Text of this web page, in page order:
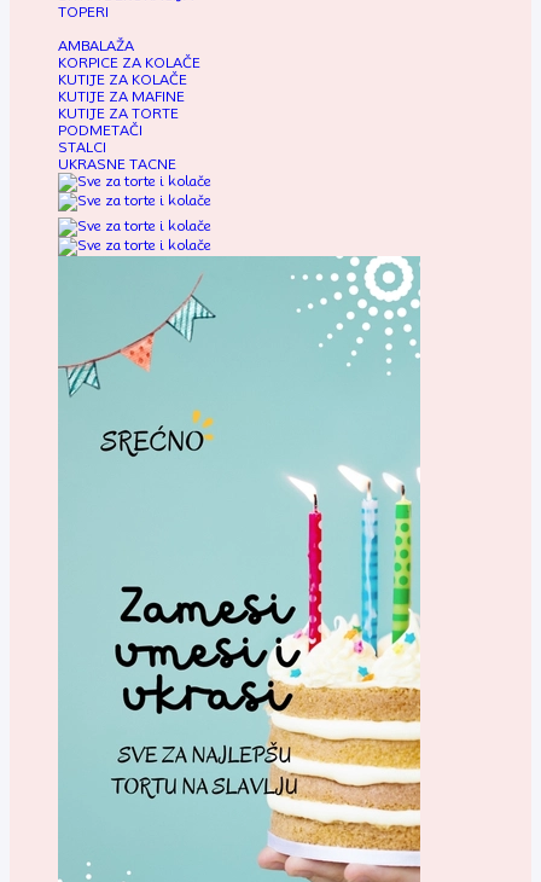
TOPERI
AMBALAŽA
KORPICE ZA KOLAČE
KUTIJE ZA KOLAČE
KUTIJE ZA MAFINE
KUTIJE ZA TORTE
PODMETAČI
STALCI
UKRASNE TACNE